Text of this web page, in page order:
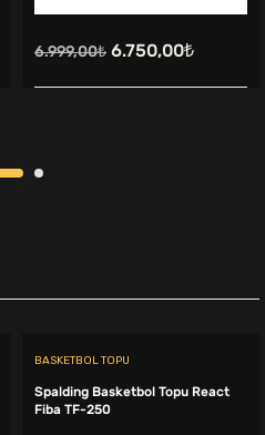
6.999,00₺ Orijinal
fiyat:
6.750,00₺Şu
andaki
BASKETBOL TOPU
Spalding Basketbol Topu React
Fiba TF-250